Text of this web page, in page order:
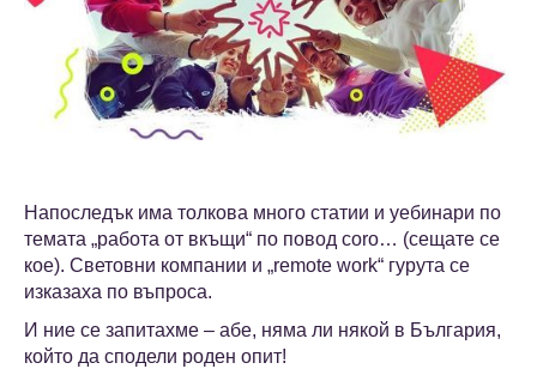
Напоследък има толкова много статии и уебинари по
темата „работа от вкъщи“ по повод coro… (сещате се
кое). Световни компании и „remote work“ гурута се
изказаха по въпроса.
И ние се запитахме – абе, няма ли някой в България,
който да сподели роден опит!